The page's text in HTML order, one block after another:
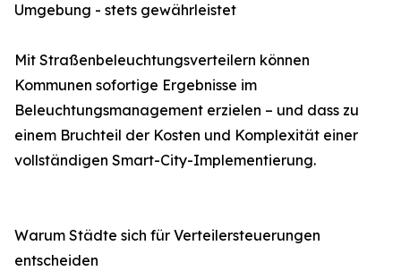
Umgebung - stets gewährleistet
Mit Straßenbeleuchtungsverteilern können
Kommunen sofortige Ergebnisse im
Beleuchtungsmanagement erzielen – und dass zu
einem Bruchteil der Kosten und Komplexität einer
vollständigen Smart-City-Implementierung.
Warum Städte sich für Verteilersteuerungen
entscheiden